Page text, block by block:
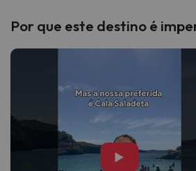
Por que este destino é
▶